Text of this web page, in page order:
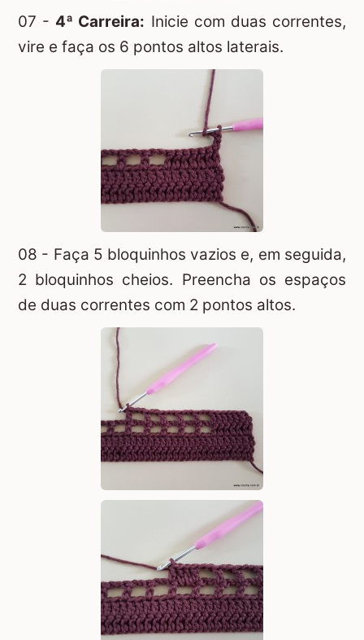
07 - 4ª Carreira: Inicie com duas correntes,
vire e faça os 6 pontos altos laterais.
08 - Faça 5 bloquinhos vazios e, em seguida,
2 bloquinhos cheios. Preencha os espaços
de duas correntes com 2 pontos altos.